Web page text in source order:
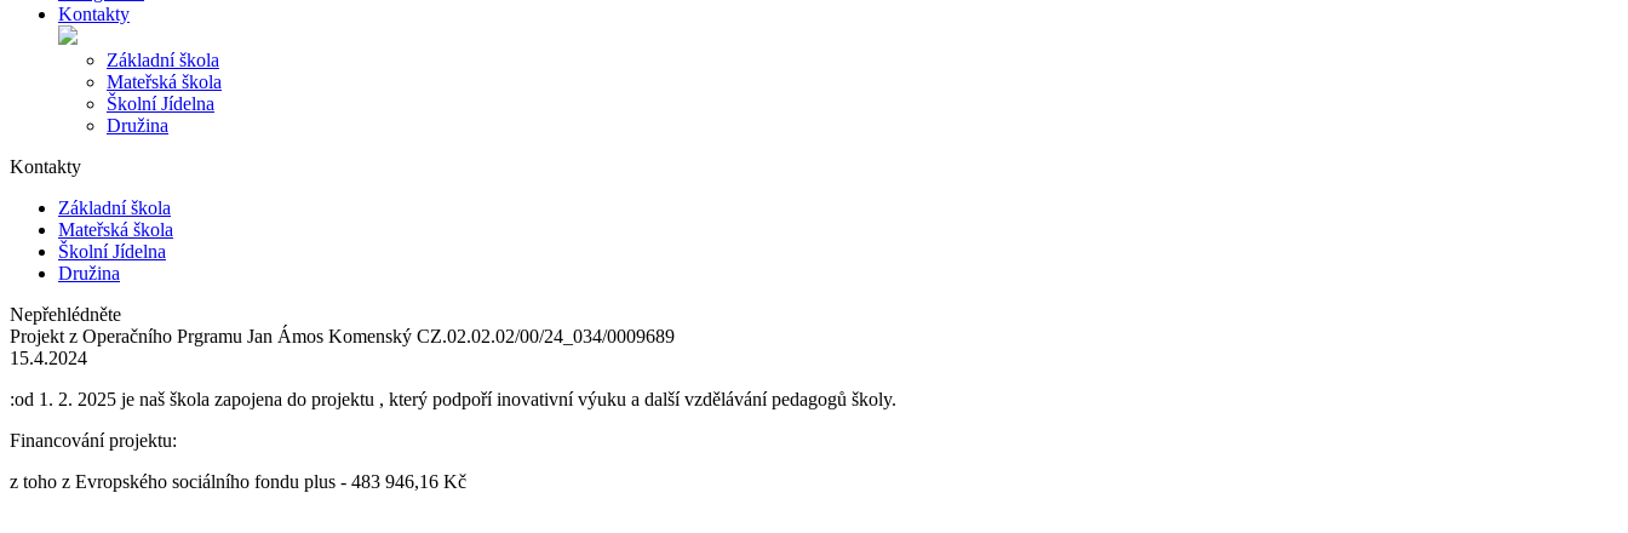
Kontakty
Základní škola
Mateřská škola
Školní Jídelna
Družina
Kontakty
Základní škola
Mateřská škola
Školní Jídelna
Družina
Nepřehlédněte
Projekt z Operačního Prgramu Jan Ámos Komenský CZ.02.02.02/00/24_034/0009689
15.4.2024
:od 1. 2. 2025 je naš škola zapojena do projektu , který podpoří inovativní výuku a další vzdělávání pedagogů školy.
Financování projektu:
z toho z Evropského sociálního fondu plus - 483 946,16 Kč